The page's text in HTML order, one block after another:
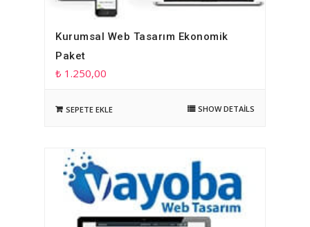
Kurumsal Web Tasarım Ekonomik
Paket
₺ 1.250,00
SEPETE EKLE SHOW DETAILS